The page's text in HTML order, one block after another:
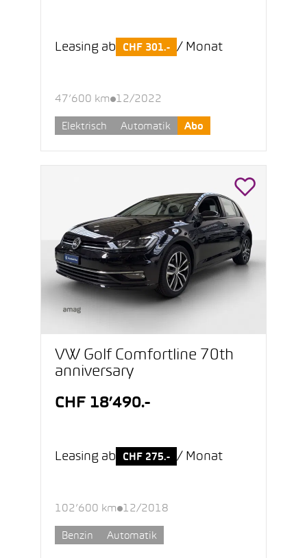
Leasing ab CHF 301.- / Monat
47’600 km 12/2022
Elektrisch Automatik Abo
VW Golf Comfortline 70th
anniversary
CHF 18’490.-
Leasing ab CHF 275.- / Monat
102’600 km 12/2018
Benzin Automatik